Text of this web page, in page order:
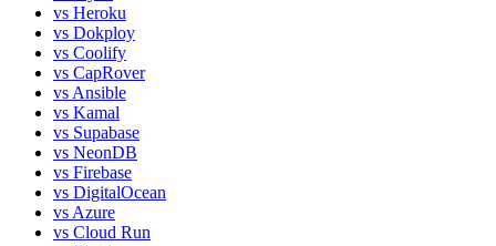
vs Heroku
vs Dokploy
vs Coolify
vs CapRover
vs Ansible
vs Kamal
vs Supabase
vs NeonDB
vs Firebase
vs DigitalOcean
vs Azure
vs Cloud Run